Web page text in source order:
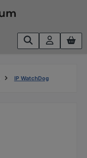
IP WatchDog